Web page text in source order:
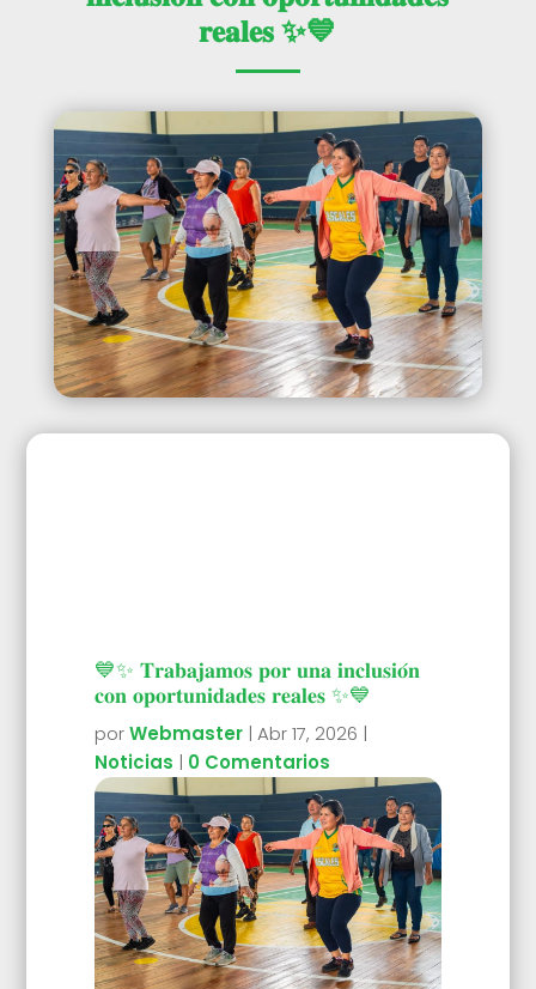
𝐫𝐞𝐚𝐥𝐞𝐬 ✨💙
💙✨ 𝐓𝐫𝐚𝐛𝐚𝐣𝐚𝐦𝐨𝐬 𝐩𝐨𝐫 𝐮𝐧𝐚 𝐢𝐧𝐜𝐥𝐮𝐬𝐢𝐨́𝐧
𝐜𝐨𝐧 𝐨𝐩𝐨𝐫𝐭𝐮𝐧𝐢𝐝𝐚𝐝𝐞𝐬 𝐫𝐞𝐚𝐥𝐞𝐬 ✨💙
porWebmaster| Abr 17, 2026 |
Noticias | 0 Comentarios